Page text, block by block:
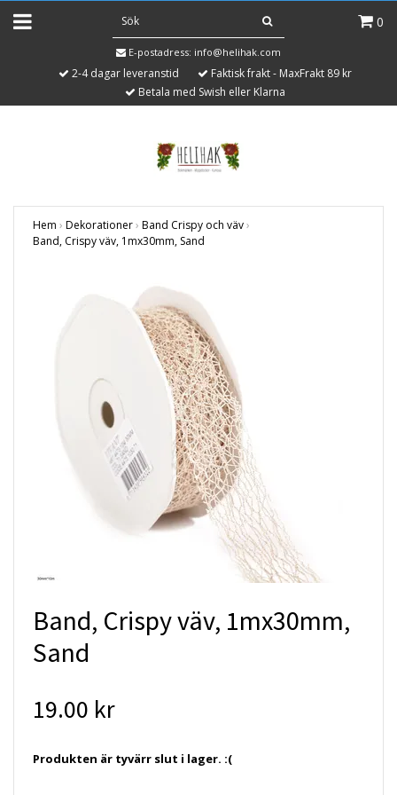
0
E-postadress: info@helihak.com
2-4 dagar leveranstid
Faktisk frakt - MaxFrakt 89 kr
Betala med Swish eller Klarna
Hem › Dekorationer› Band Crispy och väv›
Band, Crispy väv, 1mx30mm, Sand
Band, Crispy väv, 1mx30mm,
Sand
19.00 kr
Produkten är tyvärr slut i lager. :(